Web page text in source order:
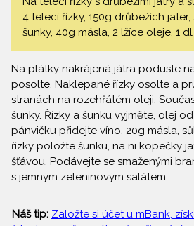
4 telecí řízky, 150g drůbežích
šunky, 40g másla, 2 lžíce oleje, 1
Na plátky nakrájená játra poduste
posolte. Naklepané řízky osolte a
stranách na rozehřátém oleji.
šunky. Řízky a šunku vyjměte, olej
pánvičku přidejte víno, 20g másla,
řízky položte šunku, na ni kopečky
šťávou. Podávejte se smaženými
s jemným zeleninovým salátem.
Náš tip: Založte si účet u mBank,